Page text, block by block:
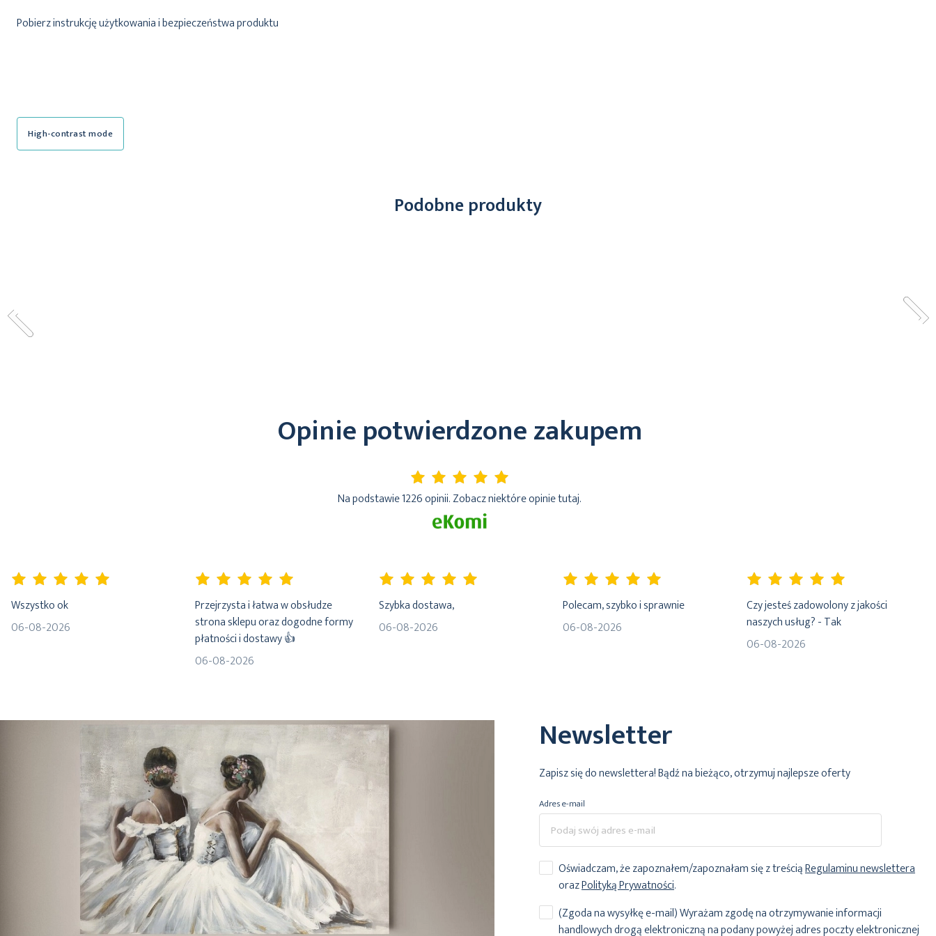
Pobierz instrukcję użytkowania i bezpieczeństwa produktu
High-contrast mode
Podobne produkty
Opinie potwierdzone zakupem
5%
Na podstawie 1226 opinii. Zobacz niektóre opinie tutaj.
Wszystko ok
06-08-2026
Przejrzysta i łatwa w obsłudze
strona sklepu oraz dogodne formy
płatności i dostawy 👍
06-08-2026
Szybka dostawa,
06-08-2026
Polecam, szybko i sprawnie
06-08-2026
Czy jesteś zadowolony z jakości
naszych usług? - Tak
06-08-2026
Newsletter
Zapisz się do newslettera! Bądź na bieżąco, otrzymuj najlepsze oferty
Adres e-mail
Oświadczam, że zapoznałem/zapoznałam się z treściąRegulaminu newslettera
orazPolityką Prywatności.
(Zgoda na wysyłkę e-mail) Wyrażam zgodę na otrzymywanie informacji
handlowych drogą elektroniczną na podany powyżej adres poczty elektronicznej